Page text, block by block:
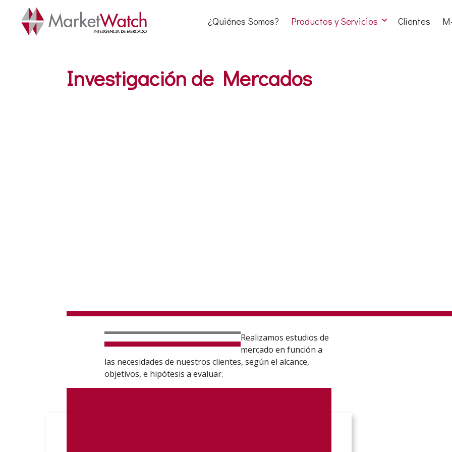
¿Quiénes Somos? Productos y Servicios Clientes
Investigación de Mercados
Realizamos estudios de
mercado en función a
las necesidades de nuestros clientes, según el alcance,
objetivos, e hipótesis a evaluar.